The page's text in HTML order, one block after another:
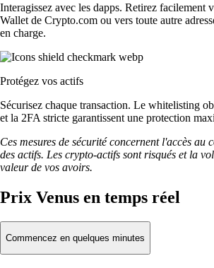
Interagissez avec les dapps. Retirez facilement
Wallet de Crypto.com ou vers toute autre
en charge.
Protégez vos actifs
Sécurisez chaque transaction. Le whitelisting
et la 2FA stricte garantissent une protection
Ces mesures de sécurité concernent l'accès au
des actifs. Les crypto-actifs sont risqués et la
valeur de vos avoirs.
Prix Venus en temps réel
Commencez en quelques minutes